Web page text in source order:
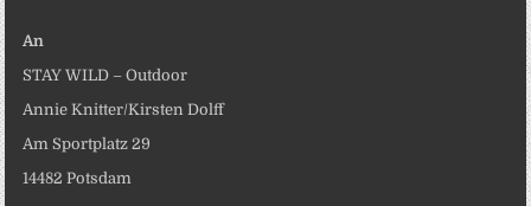
An
STAY WILD – Outdoor
Annie Knitter/Kirsten Dolff
Am Sportplatz 29
14482 Potsdam